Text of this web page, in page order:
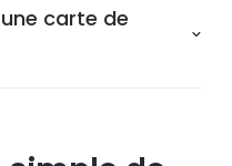
carte de